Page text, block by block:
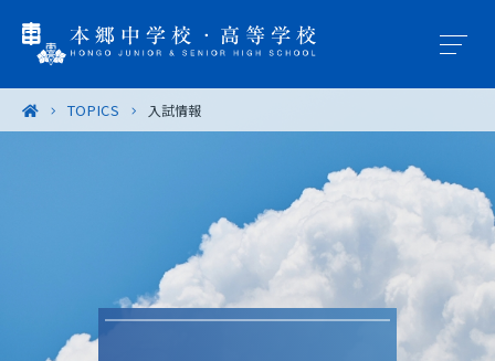
学園概要
入試案内
TOPICS 入試情報